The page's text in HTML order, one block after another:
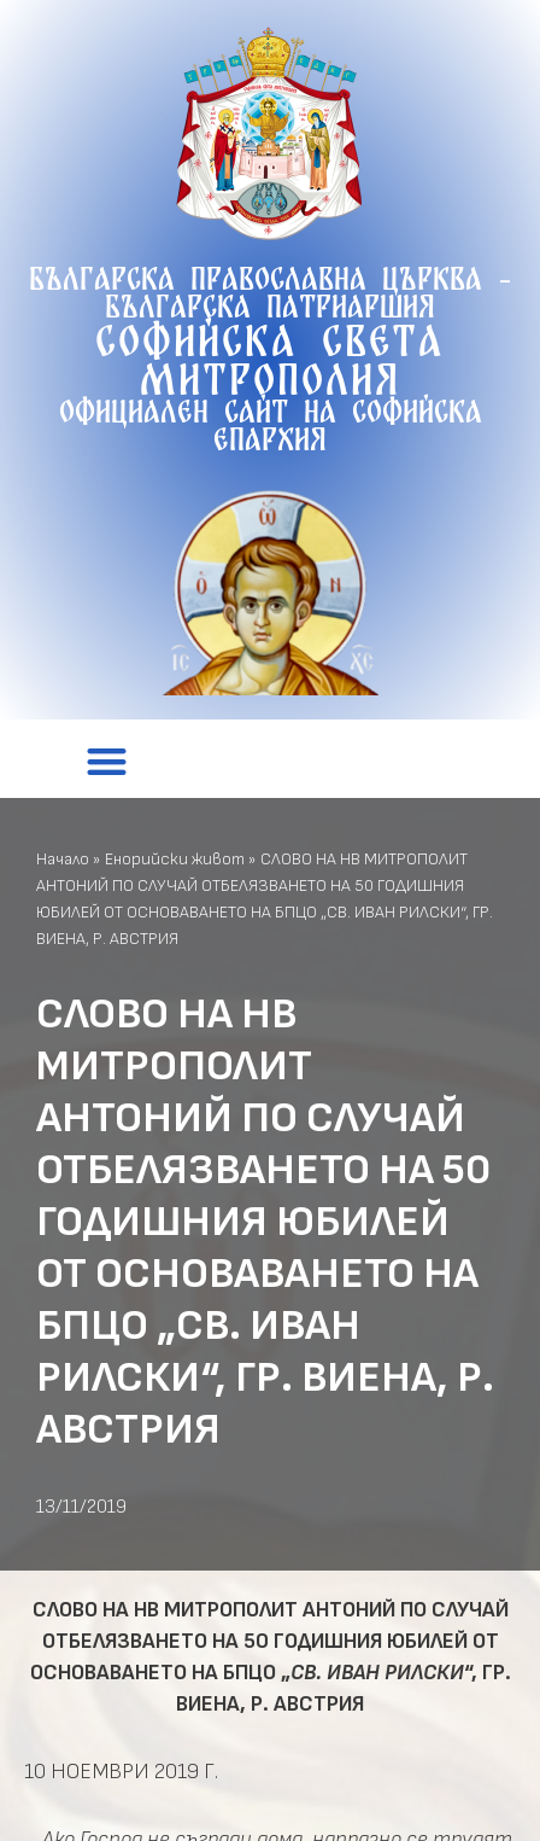
Българска православна църква -
Българска патриаршия
Софийска света
митрополия
Официален сайт на софийска
епархия
Начало » Енорийски живот » СЛОВО НА НВ МИТРОПОЛИТ
АНТОНИЙ ПО СЛУЧАЙ ОТБЕЛЯЗВАНЕТО НА 50 ГОДИШНИЯ
ЮБИЛЕЙ ОТ ОСНОВАВАНЕТО НА БПЦО „СВ. ИВАН РИЛСКИ“, ГР.
ВИЕНА, Р. АВСТРИЯ
СЛОВО НА НВ
МИТРОПОЛИТ
АНТОНИЙ ПО СЛУЧАЙ
ОТБЕЛЯЗВАНЕТО НА 50
ГОДИШНИЯ ЮБИЛЕЙ
ОТ ОСНОВАВАНЕТО НА
БПЦО „СВ. ИВАН
РИЛСКИ“, ГР. ВИЕНА, Р.
АВСТРИЯ
13/11/2019
СЛОВО НА НВ МИТРОПОЛИТ АНТОНИЙ ПО СЛУЧАЙ
ОТБЕЛЯЗВАНЕТО НА 50 ГОДИШНИЯ ЮБИЛЕЙ ОТ
ОСНОВАВАНЕТО НА БПЦО „СВ. ИВАН РИЛСКИ“, ГР.
ВИЕНА, Р. АВСТРИЯ
10 НОЕМВРИ 2019 Г.